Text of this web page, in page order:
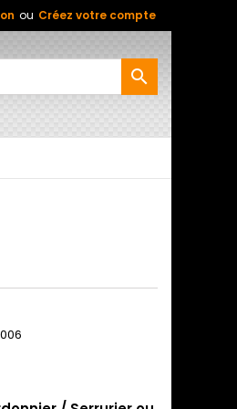
ou Créez votre compte
